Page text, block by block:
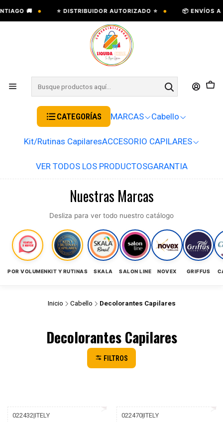
🚚 • ⭐ DISTRIBUIDOR AUTORIZADO ⭐ • 📦 ENVÍOS A
CATEGORÍAS MARCAS Cabello
Kit/Rutinas CapilaresACCESORIO CAPILARES
VER TODOS LOS PRODUCTOSGARANTIA
Nuestras Marcas
Desliza para ver todo nuestro catálogo
POR VOLUMENKIT Y RUTINAS SKALA SALON LINE NOVEX GRIFFUS
Inicio Cabello Decolorantes Capilares
Decolorantes Capilares
FILTROS
022432|ITELY 022470|ITELY